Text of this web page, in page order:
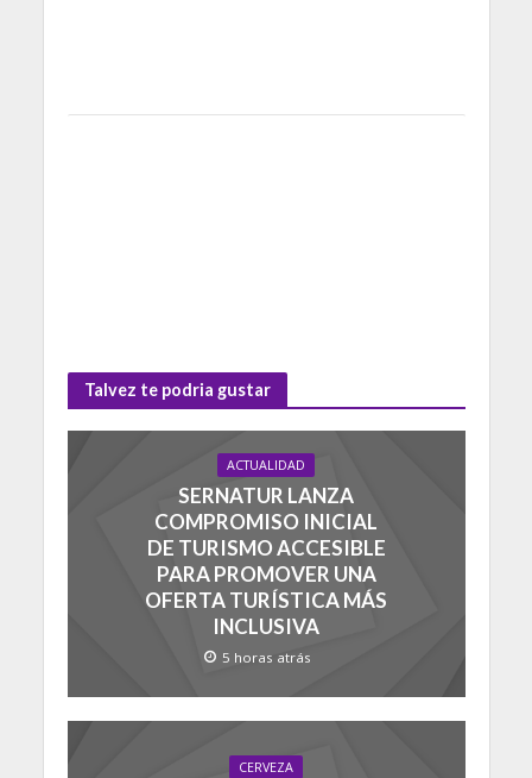
Talvez te podria gustar
ACTUALIDAD
SERNATUR LANZA
COMPROMISO INICIAL
DE TURISMO ACCESIBLE
PARA PROMOVER UNA
OFERTA TURÍSTICA MÁS
INCLUSIVA
5 horas atrás
CERVEZA